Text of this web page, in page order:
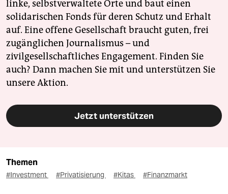
linke, selbstverwaltete Orte und baut einen
solidarischen Fonds für deren Schutz und Erhalt
auf. Eine offene Gesellschaft braucht guten, frei
zugänglichen Journalismus – und
zivilgesellschaftliches Engagement. Finden Sie
auch? Dann machen Sie mit und unterstützen Sie
unsere Aktion.
Jetzt unterstützen
Themen
#Investment #Privatisierung #Kitas #Finanzmarkt